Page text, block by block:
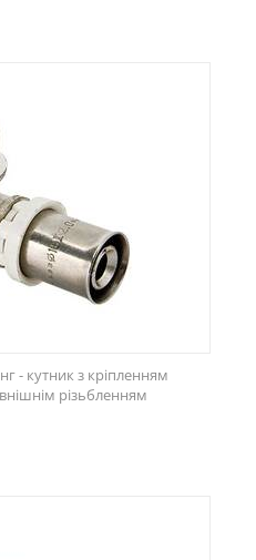
- кутник з кріпленням
різьбленням